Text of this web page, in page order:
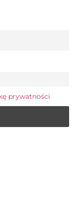
prywatności